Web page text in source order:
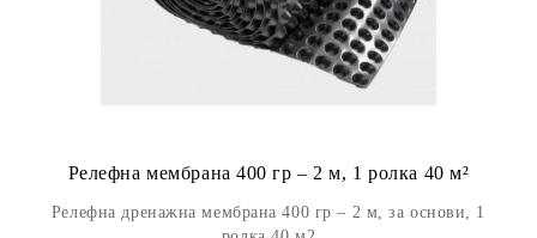
Релефна мембрана 400 гр – 2 м, 1 ролка 40 м²
Релефна дренажна мембрана 400 гр – 2 м, за основи, 1